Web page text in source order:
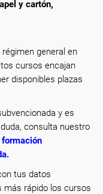
y cartón,
general en
cursos encajan
disponibles plazas
y es
consulta nuestro
.
tus datos
más rápido los cursos